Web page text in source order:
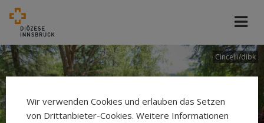
Cincelli/dibk
Wir verwenden Cookies und erlauben das Setzen
von Drittanbieter-Cookies. Weitere Informationen